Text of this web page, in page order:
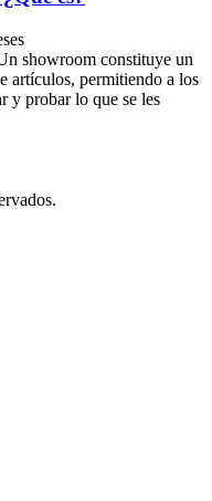
showroom constituye un
artículos, permitiendo a los
y probar lo que se les